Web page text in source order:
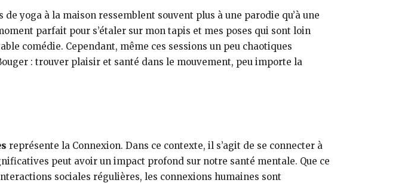
yoga à la maison ressemblent souvent plus à une parodie qu’à une
parfait pour s’étaler sur mon tapis et mes poses qui sont loin
comédie. Cependant, même ces sessions un peu chaotiques
: trouver plaisir et santé dans le mouvement, peu importe la
représente la Connexion. Dans ce contexte, il s’agit de se connecter à
peut avoir un impact profond sur notre santé mentale. Que ce
sociales régulières, les connexions humaines sont